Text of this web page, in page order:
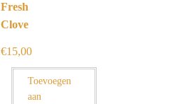
Fresh
Clove
€15,00
Toevoegen
aan